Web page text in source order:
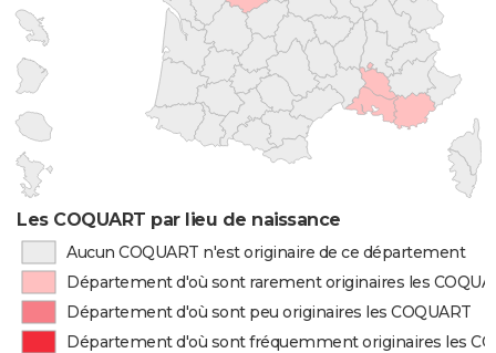
Les COQUART par lieu de naissance
Aucun COQUART n'est originaire de ce département
Département d'où sont rarement originaires les
Département d'où sont peu originaires les COQUART
Département d'où sont fréquemment originaires les